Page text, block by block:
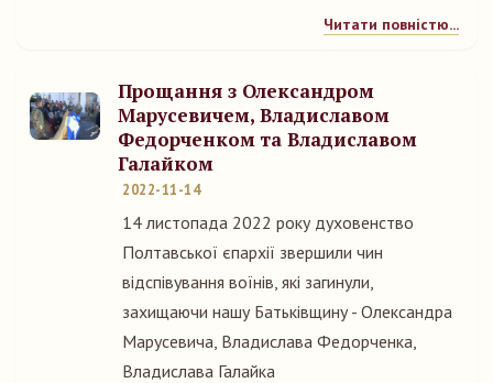
Читати повністю...
Прощання з Олександром
Марусевичем, Владиславом
Федорченком та Владиславом
Галайком
2022-11-14
14 листопада 2022 року духовенство
Полтавської єпархії звершили чин
відспівування воїнів, які загинули,
захищаючи нашу Батьківщину - Олександра
Марусевича, Владислава Федорченка,
Владислава Галайка